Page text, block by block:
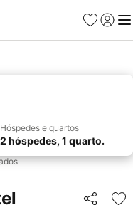
Favoritos
Iniciar
Hóspedes e quartos
2 hóspedes, 1 quarto.
Partilhar